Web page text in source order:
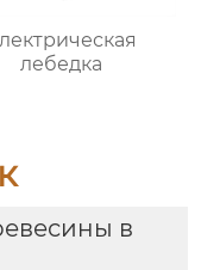
лебедка
в